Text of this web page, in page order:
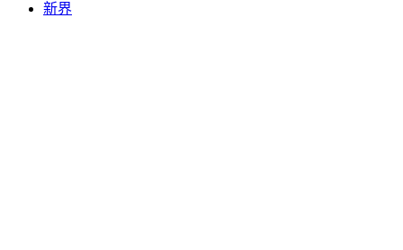
新界